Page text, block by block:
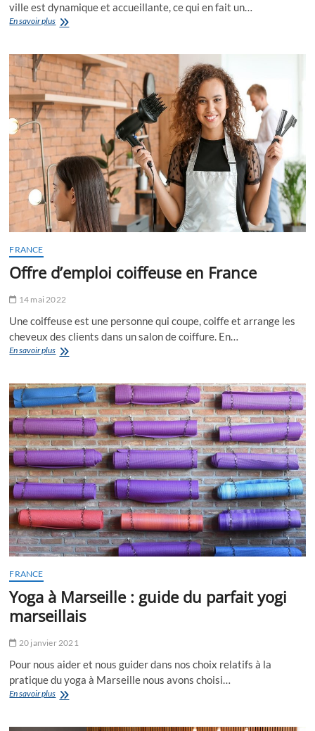
ville est dynamique et accueillante, ce qui en fait un…
En savoir plusOpportunités
Lyon
FRANCE
Offre d’emploi coiffeuse en France
14 mai 2022
Une coiffeuse est une personne qui coupe, coiffe et arrange les
cheveux des clients dans un salon de coiffure. En…
En savoir plusOffre
en
France
FRANCE
Yoga à Marseille : guide du parfait yogi
marseillais
20 janvier 2021
Pour nous aider et nous guider dans nos choix relatifs à la
pratique du yoga à Marseille nous avons choisi…
En savoir plusYoga